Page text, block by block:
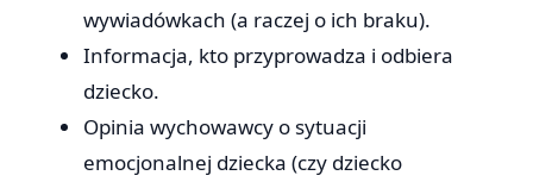
wywiadówkach (a raczej o ich braku).
Informacja, kto przyprowadza i odbiera
dziecko.
Opinia wychowawcy o sytuacji
emocjonalnej dziecka (czy dziecko